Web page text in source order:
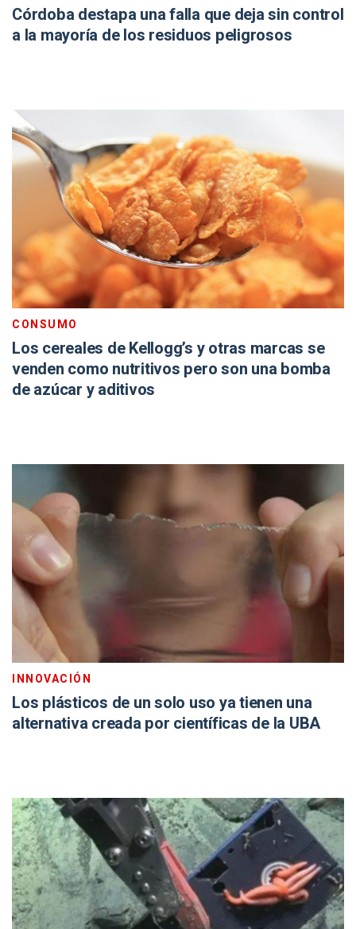
Córdoba destapa una falla que deja sin control
a la mayoría de los residuos peligrosos
CONSUMO
Los cereales de Kellogg’s y otras marcas se
venden como nutritivos pero son una bomba
de azúcar y aditivos
INNOVACIÓN
Los plásticos de un solo uso ya tienen una
alternativa creada por científicas de la UBA